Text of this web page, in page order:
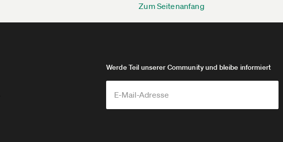
Zum Seitenanfang
Werde Teil unserer Community und bleibe informiert